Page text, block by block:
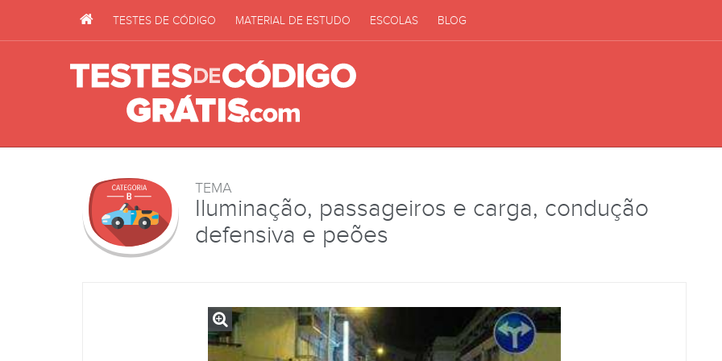
TESTES DE CÓDIGO MATERIAL DE ESTUDO ESCOLAS BLOG
TEMA
Iluminação, passageiros e carga, condução
defensiva e peões